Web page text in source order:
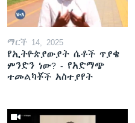
ማርች 14, 2025
የኢትዮጵያውያት ሴቶች ጥያቄ
ምንድን ነው? - የአድማጭ
ተመልካቾች አስተያየት